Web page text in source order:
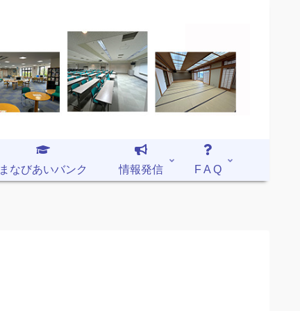
まなびあいバンク 情報発信 F A Q